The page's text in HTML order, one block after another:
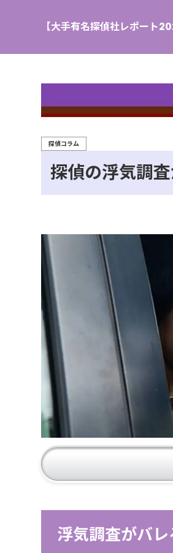
【大手有名探偵社レポート
探偵の浮気調
探偵コラム
浮気調査がバ